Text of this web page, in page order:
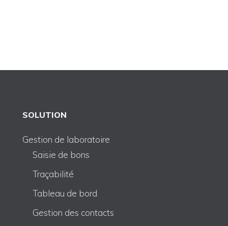
SOLUTION
Gestion de laboratoire
Saisie de bons
Traçabilité
Tableau de bord
Gestion des contacts